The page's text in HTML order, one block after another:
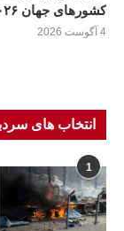
کشورهای جهان ۲۰۲۶
4 آگوست 2026
انتخاب های
1